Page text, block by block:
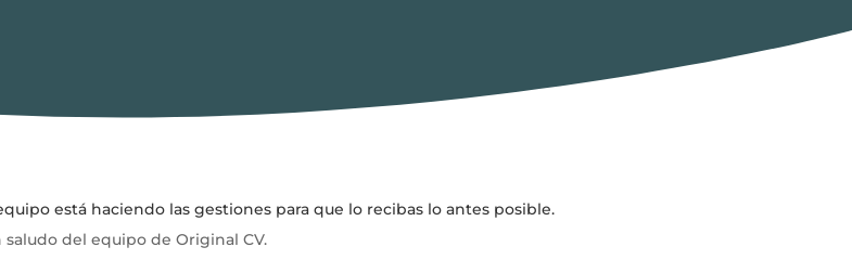
está haciendo las gestiones para que lo recibas lo antes posible.
saludo del equipo de Original CV.